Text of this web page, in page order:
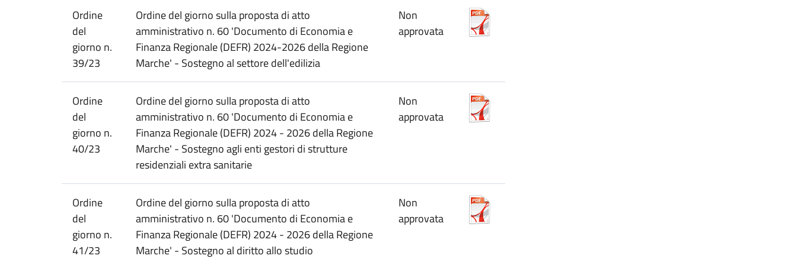
Ordine
del
giorno n.
39/23
Ordine del giorno sulla proposta di atto
amministrativo n. 60 'Documento di Economia e
Finanza Regionale (DEFR) 2024-2026 della Regione
Marche' - Sostegno al settore dell'edilizia
Non
approvata
Ordine
del
giorno n.
40/23
Ordine del giorno sulla proposta di atto
amministrativo n. 60 'Documento di Economia e
Finanza Regionale (DEFR) 2024 - 2026 della Regione
Marche' - Sostegno agli enti gestori di strutture
residenziali extra sanitarie
Non
approvata
Ordine
del
giorno n.
41/23
Ordine del giorno sulla proposta di atto
amministrativo n. 60 'Documento di Economia e
Finanza Regionale (DEFR) 2024 - 2026 della Regione
Marche' - Sostegno al diritto allo studio
Non
approvata